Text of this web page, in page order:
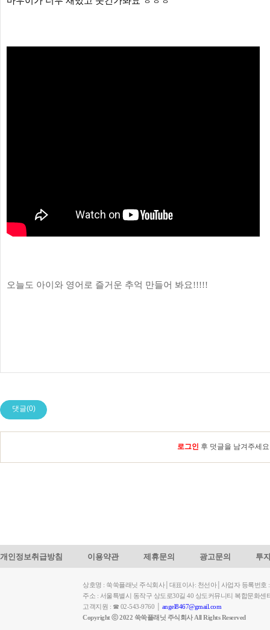
오늘도 아이와 영어로 즐거운 추억 만들어 봐요!!!!!
댓글(0)
로그인 후 덧글을 남겨주세요
개인정보취급방침 이용약관 제휴문의 광고문의 투
상호명 : 쑥쑥플래닛 주식회사│대표이사: 천선아│사업자 등록번호
주소 : 서울특별시 동작구 상도로30길 40 상도커뮤니티 복합문화
고객지원 : ☎ 02-543-9760 │ angel8467@gmail.com
Copyright ⓒ 2022 쑥쑥플래닛 주식회사 All Rights Reserved